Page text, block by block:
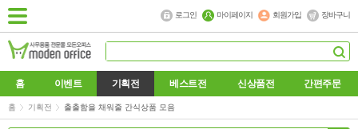
로그인 마이페이지 회원가입 장바구니
홈 이벤트 기획전 베스트전 신상품전 간편주문
홈 기획전 출출함을 채워줄 간식상품 모음